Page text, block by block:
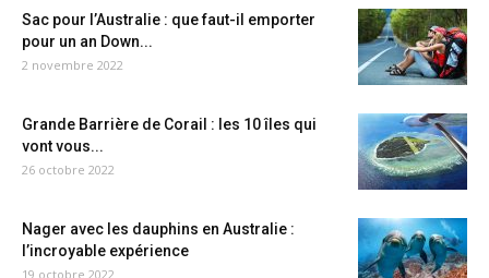
Sac pour l’Australie : que faut-il emporter
pour un an Down...
2 novembre 2022
Grande Barrière de Corail : les 10 îles qui
vont vous...
26 octobre 2022
Nager avec les dauphins en Australie :
l’incroyable expérience
19 octobre 2022